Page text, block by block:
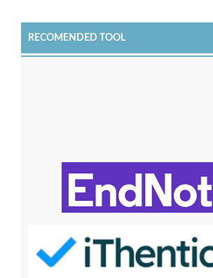
RECOMENDED TOOL